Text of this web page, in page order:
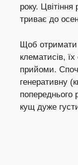
року.
триває до
Щоб отримати
клематисів,
прийоми.
генеративну
попереднього
кущ дуже